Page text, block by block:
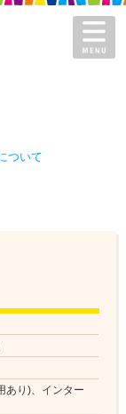
- ミライコイン
ついて
あり)、インター